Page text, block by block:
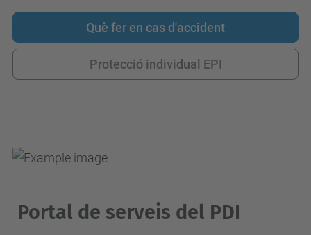
Què fer en cas d'accident
Protecció individual EPI
Portal de serveis del PDI